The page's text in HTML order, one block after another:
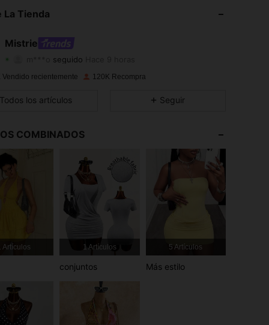
La Tienda
Mistrie
4.78
m***oseguido
4.78 Calificación 2.2K
4.78 2.2K
154K
4.78
154K
4.78
2.2K
4.78
Vendido recientemente 120K Recompra
los artículos Seguir
COMBINADOS
Artículos 1 Artículos
conjuntos
5 Artículos
Más estilo